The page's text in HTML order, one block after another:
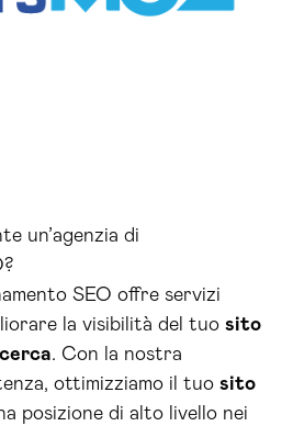
un’agenzia di
SEO offre servizi
la visibilità del tuo sito
. Con la nostra
ottimizziamo il tuo sito
posizione di alto livello nei